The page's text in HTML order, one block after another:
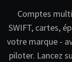
Comptes
SWIFT, cartes,
votre marque -
piloter. Lancez